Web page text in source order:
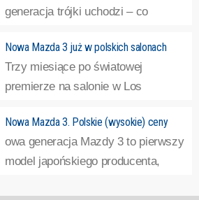
generacja trójki uchodzi – co
osiągi i ciasny bagażnik, a mimo
na rynku wtórnym.
jest... »
Nowa Mazda 3 już w polskich salonach
Trzy miesiące po światowej
premierze na salonie w Los
Polsce. W pierwszej kolejności
auto w wersji hatchback z nowym
2.0 Skyactiv-G o mocy 122
Nowa Mazda 3. Polskie (wysokie) ceny
owa generacja Mazdy 3 to pierwszy
model japońskiego producenta,